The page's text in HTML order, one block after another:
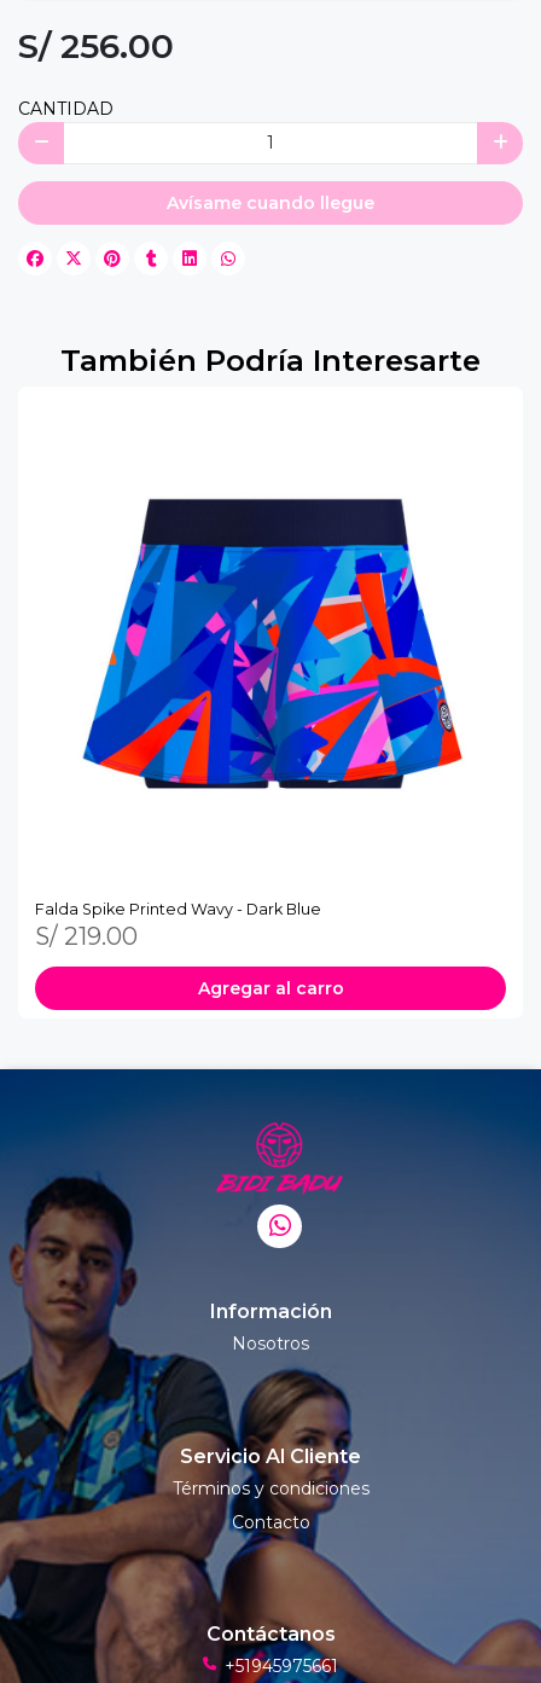
S/ 256.00
CANTIDAD
Avísame cuando llegue
También Podría Interesarte
Falda Spike Printed Wavy - Dark Blue
S/ 219.00
Agregar al carro
Información
Nosotros
Servicio Al Cliente
Términos y condiciones
Contacto
Contáctanos
+51945975661